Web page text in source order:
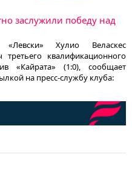
заслужили победу над
Хулио Веласкес
квалификационного
«Кайрата» (1:0), сообщает
на пресс-службу клуба: